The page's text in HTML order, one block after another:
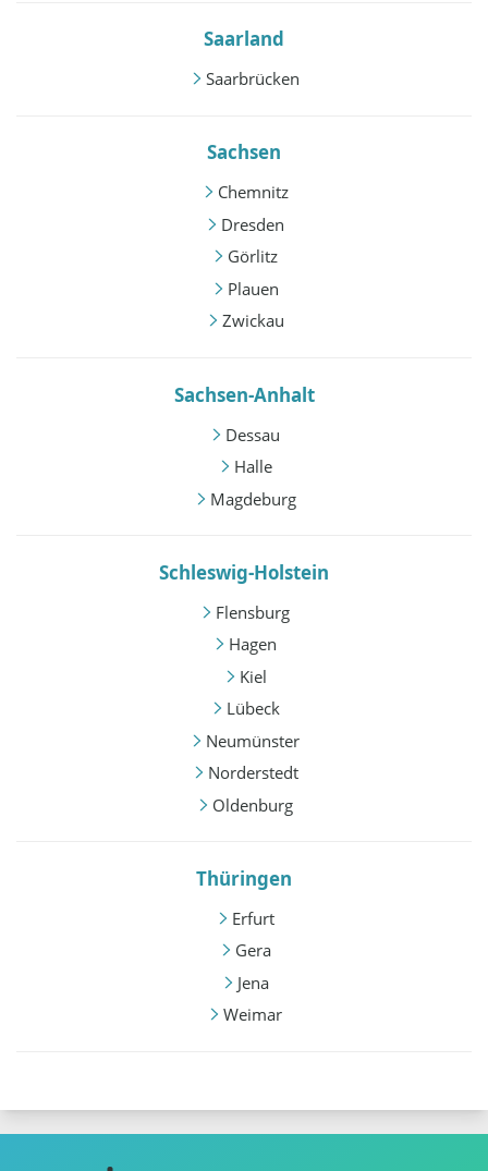
Saarland
Saarbrücken
Sachsen
Chemnitz
Dresden
Görlitz
Plauen
Zwickau
Sachsen-Anhalt
Dessau
Halle
Magdeburg
Schleswig-Holstein
Flensburg
Hagen
Kiel
Lübeck
Neumünster
Norderstedt
Oldenburg
Thüringen
Erfurt
Gera
Jena
Weimar